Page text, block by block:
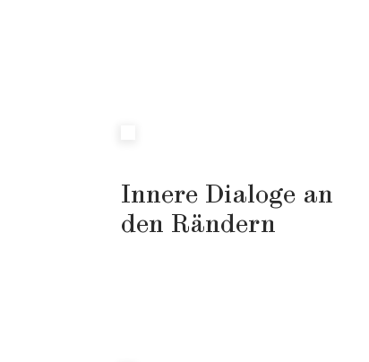
Innere Dialoge an
den Rändern